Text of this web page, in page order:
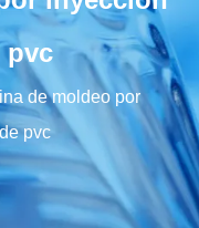
pvc
de moldeo por
pvc